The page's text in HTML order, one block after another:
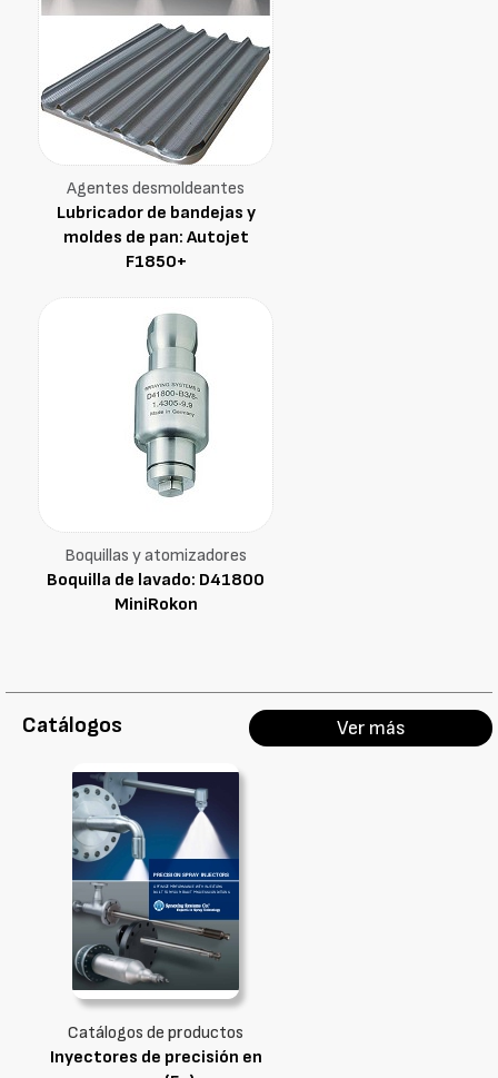
Agentes desmoldeantes
Lubricador de bandejas y
moldes de pan: Autojet
F1850+
Boquillas y atomizadores
Boquilla de lavado: D41800
MiniRokon
Catálogos Ver más
Catálogos de productos
Inyectores de precisión en